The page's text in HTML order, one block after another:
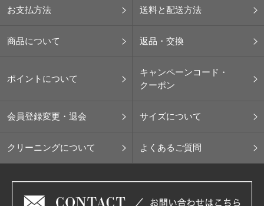
お支払方法 送料と配送方法
商品について 返品・交換
ポイントについて
キャンペーンコード・
クーポン
会員登録変更・退会 サイズについて
クリーニングについて よくあるご質問